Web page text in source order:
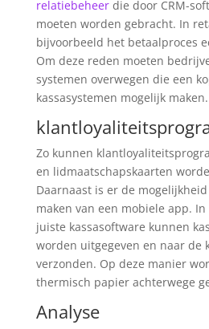
relatiebeheerdie door CRM-
moeten worden gebracht. In
bijvoorbeeld het betaalproces
Om deze reden moeten
systemen overwegen die een
kassasystemen mogelijk maken.
Zo kunnen
en lidmaatschapskaarten
Daarnaast is er de
maken van een mobiele app.
juiste kassasoftware kunnen
worden uitgegeven en naar de
verzonden. Op deze manier
thermisch papier achterwege
Analyse